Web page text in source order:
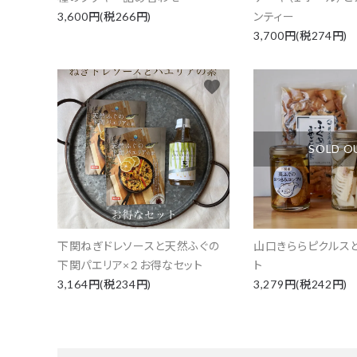
3,600円(税266円)
ンティー
3,700円(税274円)
下関ねぎドレソースと天然ふぐの
下関パエリア×２お得なセット
3,164円(税234円)
favorite
SOLD
山口きららピクルス
ト
3,279円(税242円)